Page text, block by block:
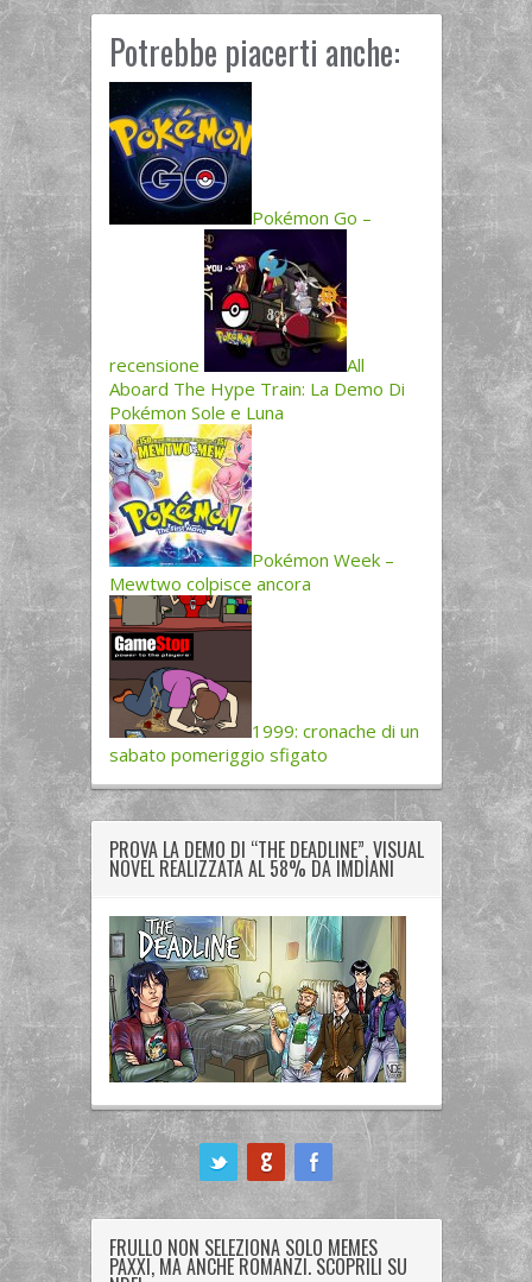
Potrebbe piacerti anche:
Pokémon Go –
recensione
All
Aboard The Hype Train: La Demo Di
Pokémon Sole e Luna
Pokémon Week –
Mewtwo colpisce ancora
1999: cronache di un
sabato pomeriggio sfigato
PROVA LA DEMO DI “THE DEADLINE”, VISUAL
NOVEL REALIZZATA AL 58% DA IMDIANI
FRULLO NON SELEZIONA SOLO MEMES
PAXXI, MA ANCHE ROMANZI. SCOPRILI SU